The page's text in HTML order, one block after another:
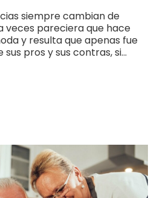
siempre cambian de
veces pareciera que hace
y resulta que apenas fue
pros y sus contras, si...